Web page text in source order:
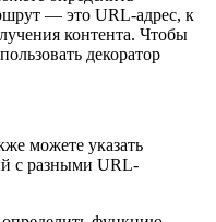
— это URL-адрес, к
контента. Чтобы
декоратор
можете указать
с разными URL-